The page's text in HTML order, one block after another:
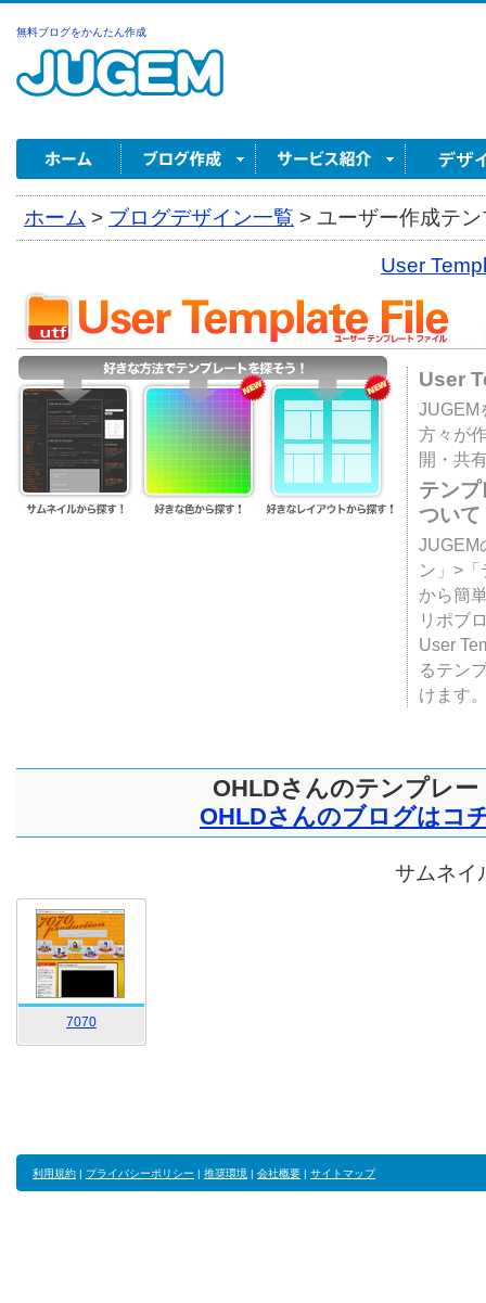
無料ブログをかんたん作成
ホーム > ブログデザイン一覧 > ユーザー作成テ
User
User
JUGEM
方々が
開・共
テン
ついて
JUGEM
ン」>
から簡
リポブ
User
るテン
けます
OHLDさんのテンプレー
OHLDさんのブログはコ
サムネイ
7070
利用規約 | プライバシーポリシー | 推奨環境 | 会社概要 | サイトマップ